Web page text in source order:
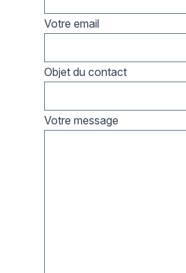
Votre email
Objet du contact
Votre message